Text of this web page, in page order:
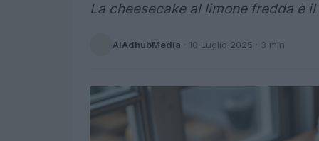
La cheesecake al limone fredda è
AiAdhubMedia · 10 Luglio 2025 · 3 min